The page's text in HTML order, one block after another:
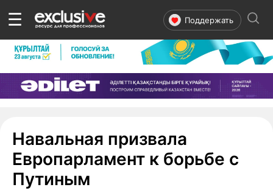
☰ Поддержать
Навальная призвала
Европарламент к борьбе с
Путиным